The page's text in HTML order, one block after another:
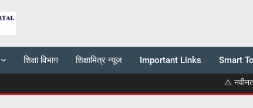
शिक्षा विभाग शिक्षामित्र न्यूज Important Links Smart
⚠️ नवीनतम अपडेट: